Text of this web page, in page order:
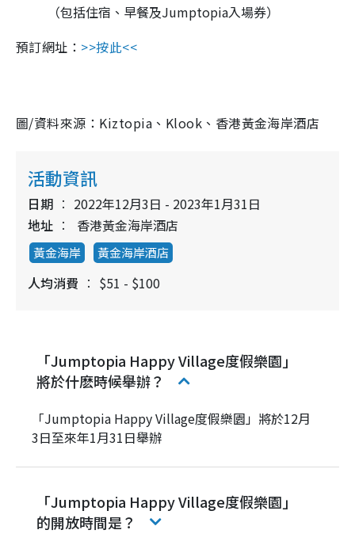
（包括住宿、早餐及Jumptopia入場券）
預訂網址： >>按此<<
圖/資料來源：Kiztopia、Klook、香港黃金海岸酒店
活動資訊
日期
2022年12月3日 - 2023年1月31日
地址
香港黃金海岸酒店
黃金海岸 黃金海岸酒店
人均消費 $51 - $100
「Jumptopia Happy Village度假樂園」
將於什麽時候舉辦？
「Jumptopia Happy Village度假樂園」將於12月
3日至來年1月31日舉辦
「Jumptopia Happy Village度假樂園」
的開放時間是？